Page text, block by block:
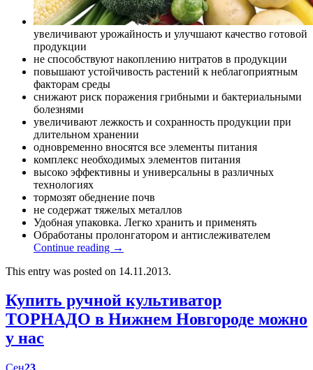
увеличивают урожайность и улучшают качество готовой
продукции
не способствуют накоплению нитратов в продукции
повышают устойчивость растений к неблагоприятным
факторам среды
снижают риск поражения грибными и бактериальными
болезнями
увеличивают лежкость и сохранность продукции при
длительном хранении
одновременно вносятся все элементы питания
комплекс необходимых элементов питания
высоко эффективны и универсальны в различных
технологиях
тормозят обеднение почв
не содержат тяжелых металлов
Удобная упаковка. Легко хранить и применять
Обработаны пролонгатором и антислеживателем
Continue reading →
This entry was posted on 14.11.2013.
Купить ручной культиватор
ТОРНАДО в Нижнем Новгороде можно
у нас